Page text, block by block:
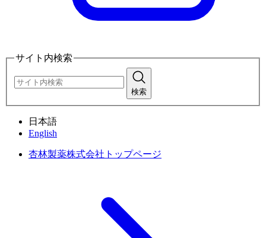
サイト内検索
検索
日本語
English
杏林製薬株式会社トップページ